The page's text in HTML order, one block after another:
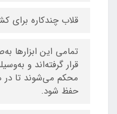
قلاب چندکاره برای
تمامی این ابزارها
قرار گرفته‌اند و
محکم می‌شوند تا در
حفظ شود.